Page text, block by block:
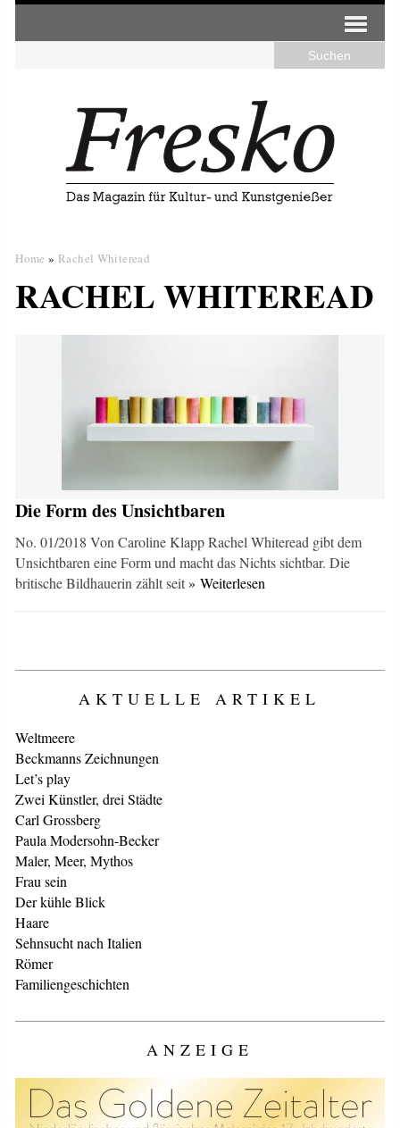
Home » Rachel Whiteread
RACHEL WHITEREAD
Die Form des Unsichtbaren
No. 01/2018 Von Caroline Klapp Rachel Whiteread gibt dem
Unsichtbaren eine Form und macht das Nichts sichtbar. Die
britische Bildhauerin zählt seit» Weiterlesen
AKTUELLE ARTIKEL
Weltmeere
Beckmanns Zeichnungen
Let’s play
Zwei Künstler, drei Städte
Carl Grossberg
Paula Modersohn-Becker
Maler, Meer, Mythos
Frau sein
Der kühle Blick
Haare
Sehnsucht nach Italien
Römer
Familiengeschichten
ANZEIGE